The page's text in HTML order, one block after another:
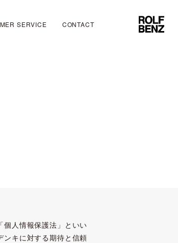
SERVICE CONTACT
人情報保護法」といい
ンキに対する期待と信頼